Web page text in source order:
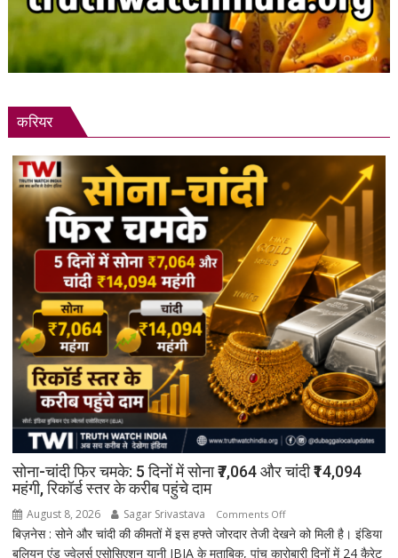
करियर
सोना-चांदी फिर चमके: 5 दिनों में सोना ₹7,064 और चांदी ₹14,094
महंगी, रिकॉर्ड स्तर के करीब पहुंचे दाम
August 8, 2026 Sagar Srivastava Comments Offon
सोना-
चांदी
बिज़नेस : सोने और चांदी की कीमतों में इस हफ्ते जोरदार तेजी देखने को मिली है। इंडिया
बुलियन एंड ज्वेलर्स एसोसिएशन यानी IBJA के मुताबिक, पांच कारोबारी दिनों में 24 कैरेट